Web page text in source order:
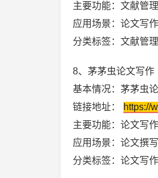
主要功能：文献管
应用场景：论文写
分类标签：文献管
8、茅茅虫论文写作
基本情况：茅茅虫
链接地址：
https://
主要功能：论文写
应用场景：论文撰
分类标签：论文写